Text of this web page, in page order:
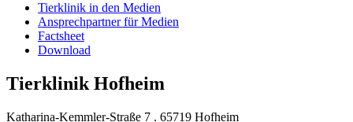
Tierklinik in den Medien
Ansprechpartner für Medien
Factsheet
Download
Tierklinik Hofheim
Katharina-Kemmler-Straße 7 . 65719 Hofheim